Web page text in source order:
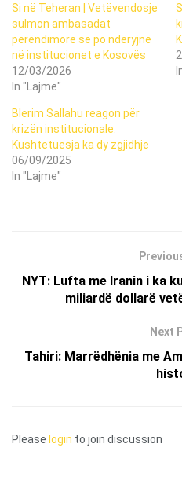
Si në Teheran | Vetëvendosje
sulmon ambasadat
perëndimore se po ndëryjnë
në institucionet e Kosovës
12/03/2026
In "Lajme"
Blerim Sallahu reagon për
krizën institucionale:
Kushtetuesja ka dy zgjidhje
06/09/2025
In "Lajme"
NYT: Lufta me Iranin i ka
miliardë dollarë
Next
Tahiri: Marrëdhënia me
Please login to join discussion